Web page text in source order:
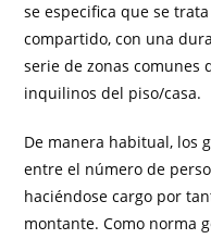
se especifica que se
compartido, con una
serie de zonas comunes
inquilinos del piso/casa.
De manera habitual, los
entre el número de
haciéndose cargo por
montante. Como norma